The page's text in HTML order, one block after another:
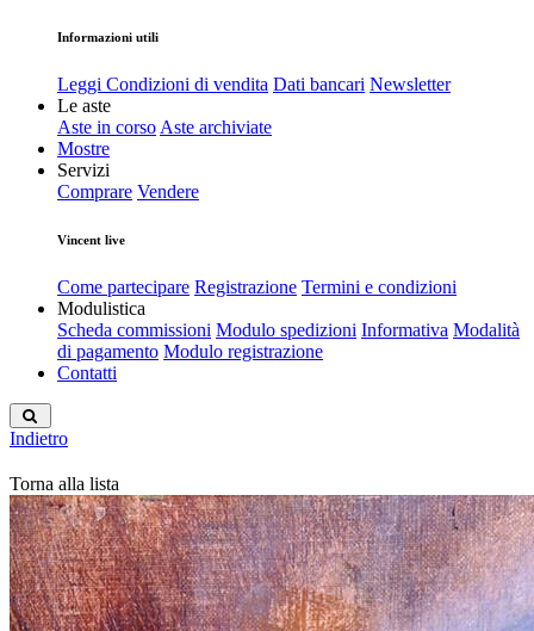
Informazioni utili
Leggi Condizioni di vendita Dati bancari Newsletter
Le aste
Aste in corso Aste archiviate
Mostre
Servizi
Comprare Vendere
Vincent live
Come partecipare Registrazione Termini e condizioni
Modulistica
Scheda commissioni Modulo spedizioni Informativa Modalità
di pagamento Modulo registrazione
Contatti
Indietro
Torna alla lista